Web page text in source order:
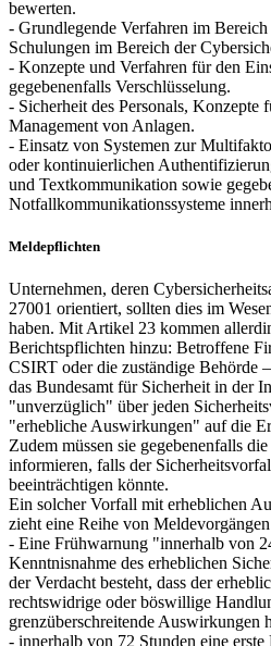
bewerten.
- Grundlegende Verfahren im
Schulungen im Bereich der
- Konzepte und Verfahren für den
gegebenenfalls Verschlüsselung.
- Sicherheit des Personals,
Management von Anlagen.
- Einsatz von Systemen zur
oder kontinuierlichen
und Textkommunikation sowie
Notfallkommunikationssysteme
Meldepflichten
Unternehmen, deren
27001 orientiert, sollten dies im
haben. Mit Artikel 23 kommen
Berichtspflichten hinzu: Betroffene
CSIRT oder die zuständige Behörde
das Bundesamt für Sicherheit in der
"unverzüglich" über jeden
"erhebliche Auswirkungen" auf die
Zudem müssen sie gegebenenfalls
informieren, falls der
beeinträchtigen könnte.
Ein solcher Vorfall mit erheblichen
zieht eine Reihe von
- Eine Frühwarnung "innerhalb von
Kenntnisnahme des erheblichen
der Verdacht besteht, dass der
rechtswidrige oder böswillige
grenzüberschreitende Auswirkungen
- innerhalb von 72 Stunden eine